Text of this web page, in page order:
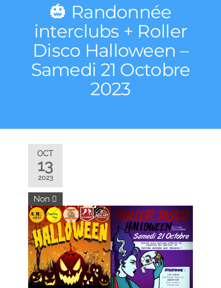
🎃 Randonnée
interclubs + Roller
Disco Halloween –
Samedi 21 Octobre
2023
OCT
13
2023
Non